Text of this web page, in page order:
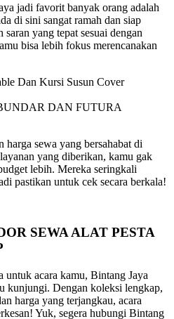
jadi favorit banyak orang adalah
di sini sangat ramah dan siap
yang tepat sesuai dengan
bisa lebih fokus merencanakan
DAN FUTURA
sewa yang bersahabat di
yang diberikan, kamu gak
lebih. Mereka seringkali
pastikan untuk cek secara berkala!
SEWA ALAT PESTA
untuk acara kamu, Bintang Jaya
kunjungi. Dengan koleksi lengkap,
harga yang terjangkau, acara
Yuk, segera hubungi Bintang